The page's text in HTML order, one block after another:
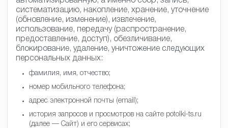
систематизацию, накопление, хранение, уточнение
(обновление, изменение), извлечение,
использование, передачу (распространение,
предоставление, доступ), обезличивание,
блокирование, удаление, уничтожение следующих
персональных данных:
фамилия, имя, отчество;
номер мобильного телефона;
адрес электронной почты (email);
история запросов и просмотров на сайте potolki-ts.ru
(далее — Сайт) и его сервисах;